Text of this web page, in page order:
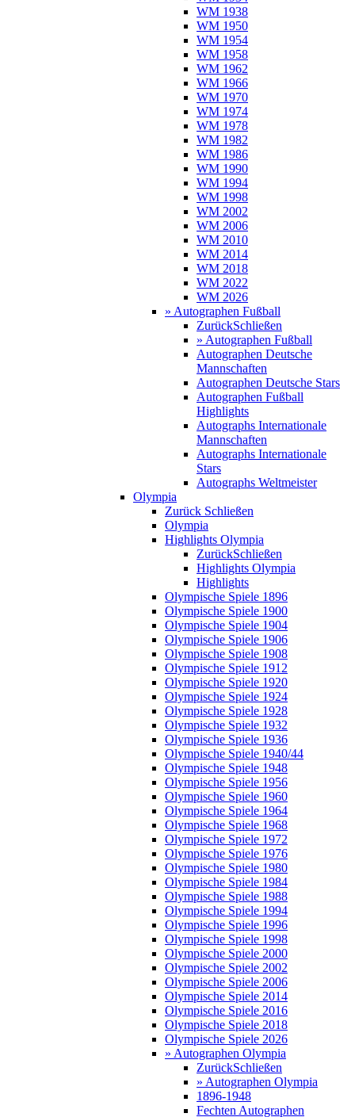
WM 1938
WM 1950
WM 1954
WM 1958
WM 1962
WM 1966
WM 1970
WM 1974
WM 1978
WM 1982
WM 1986
WM 1990
WM 1994
WM 1998
WM 2002
WM 2006
WM 2010
WM 2014
WM 2018
WM 2022
WM 2026
» Autographen Fußball
ZurückSchließen
» Autographen Fußball
Autographen Deutsche
Mannschaften
Autographen Deutsche Stars
Autographen Fußball
Highlights
Autographs Internationale
Mannschaften
Autographs Internationale
Stars
Autographs Weltmeister
Olympia
Zurück Schließen
Olympia
Highlights Olympia
ZurückSchließen
Highlights Olympia
Highlights
Olympische Spiele 1896
Olympische Spiele 1900
Olympische Spiele 1904
Olympische Spiele 1906
Olympische Spiele 1908
Olympische Spiele 1912
Olympische Spiele 1920
Olympische Spiele 1924
Olympische Spiele 1928
Olympische Spiele 1932
Olympische Spiele 1936
Olympische Spiele 1940/44
Olympische Spiele 1948
Olympische Spiele 1956
Olympische Spiele 1960
Olympische Spiele 1964
Olympische Spiele 1968
Olympische Spiele 1972
Olympische Spiele 1976
Olympische Spiele 1980
Olympische Spiele 1984
Olympische Spiele 1988
Olympische Spiele 1994
Olympische Spiele 1996
Olympische Spiele 1998
Olympische Spiele 2000
Olympische Spiele 2002
Olympische Spiele 2006
Olympische Spiele 2014
Olympische Spiele 2016
Olympische Spiele 2018
Olympische Spiele 2026
» Autographen Olympia
ZurückSchließen
» Autographen Olympia
1896-1948
Fechten Autographen